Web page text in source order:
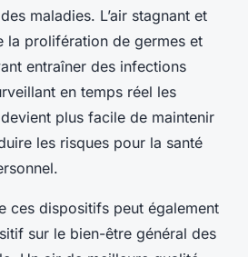
maladies. L’air stagnant et
la prolifération de germes et
entraîner des infections
en temps réel les
plus facile de maintenir
les risques pour la santé
ces dispositifs peut également
sur le bien-être général des